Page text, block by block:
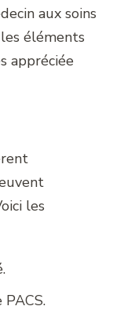
aux soins
éléments
appréciée
les